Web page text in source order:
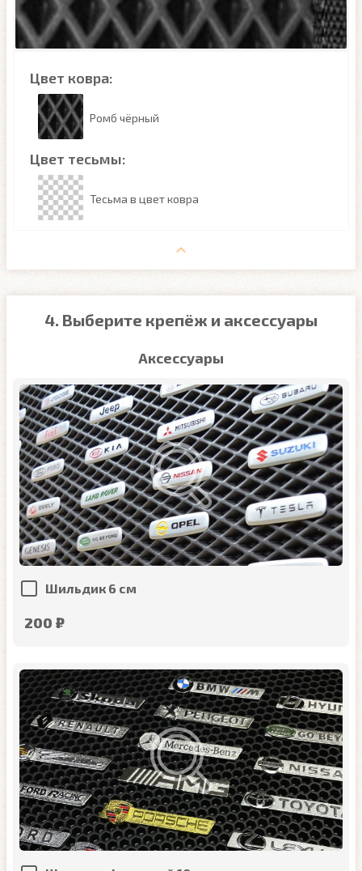
Цвет ковра:
Ромб чёрный
Цвет тесьмы:
Тесьма в цвет ковра
4. Выберите крепёж и аксессуары
Аксессуары
Шильдик 6 см
200 ₽